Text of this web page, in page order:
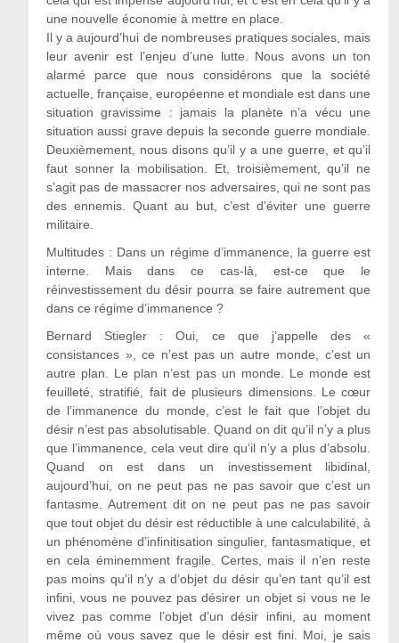
une nouvelle économie à mettre en place.
Il y a aujourd’hui de nombreuses pratiques sociales, mais
leur avenir est l’enjeu d’une lutte. Nous avons un ton
alarmé parce que nous considérons que la société
actuelle, française, européenne et mondiale est dans une
situation gravissime : jamais la planète n’a vécu une
situation aussi grave depuis la seconde guerre mondiale.
Deuxièmement, nous disons qu’il y a une guerre, et qu’il
faut sonner la mobilisation. Et, troisièmement, qu’il ne
s’agit pas de massacrer nos adversaires, qui ne sont pas
des ennemis. Quant au but, c’est d’éviter une guerre
militaire.
Multitudes : Dans un régime d’immanence, la guerre est
interne. Mais dans ce cas-là, est-ce que le
réinvestissement du désir pourra se faire autrement que
dans ce régime d’immanence ?
Bernard Stiegler : Oui, ce que j’appelle des «
consistances », ce n’est pas un autre monde, c’est un
autre plan. Le plan n’est pas un monde. Le monde est
feuilleté, stratifié, fait de plusieurs dimensions. Le cœur
de l’immanence du monde, c’est le fait que l’objet du
désir n’est pas absolutisable. Quand on dit qu’il n’y a plus
que l’immanence, cela veut dire qu’il n’y a plus d’absolu.
Quand on est dans un investissement libidinal,
aujourd’hui, on ne peut pas ne pas savoir que c’est un
fantasme. Autrement dit on ne peut pas ne pas savoir
que tout objet du désir est réductible à une calculabilité, à
un phénomène d’infinitisation singulier, fantasmatique, et
en cela éminemment fragile. Certes, mais il n’en reste
pas moins qu’il n’y a d’objet du désir qu’en tant qu’il est
infini, vous ne pouvez pas désirer un objet si vous ne le
vivez pas comme l’objet d’un désir infini, au moment
même où vous savez que le désir est fini. Moi, je sais